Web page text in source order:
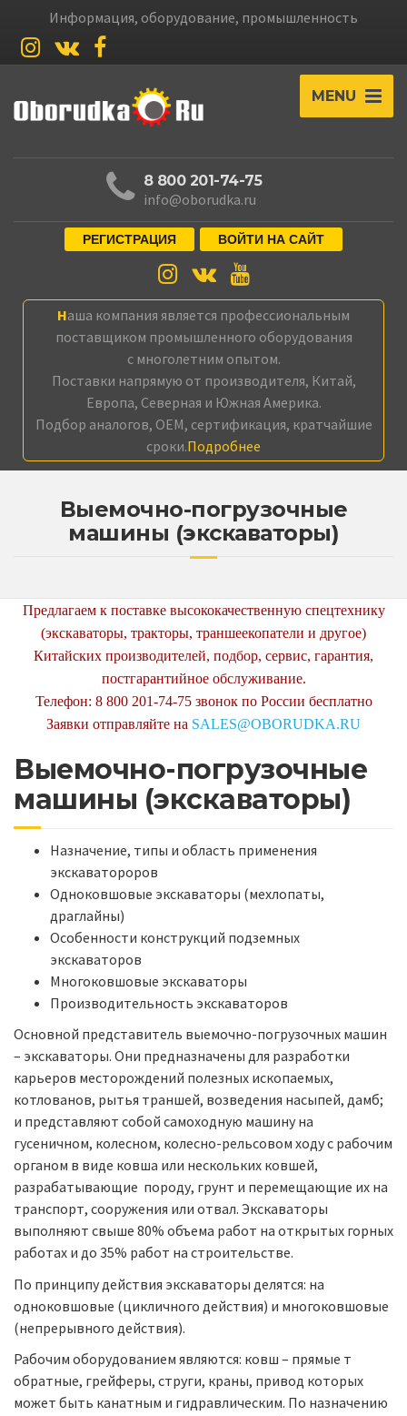
Информация, оборудование, промышленность
MENU
8 800 201-74-75
info@oborudka.ru
РЕГИСТРАЦИЯ ВОЙТИ НА САЙТ
Наша компания является профессиональным
поставщиком промышленного оборудования
с многолетним опытом.
Поставки напрямую от производителя, Китай,
Европа, Северная и Южная Америка.
Подбор аналогов, OEM, сертификация, кратчайшие
сроки.Подробнее
Выемочно-погрузочные
машины (экскаваторы)
Предлагаем к поставке высококачественную спецтехнику
(экскаваторы, тракторы, траншеекопатели и другое)
Китайских производителей, подбор, сервис, гарантия,
постгарантийное обслуживание.
Телефон: 8 800 201-74-75 звонок по России бесплатно
Заявки отправляйте на SALES@OBORUDKA.RU
Выемочно-погрузочные
машины (экскаваторы)
Назначение, типы и область применения
экскаватороров
Одноковшовые экскаваторы (мехлопаты,
драглайны)
Особенности конструкций подземных
экскаваторов
Многоковшовые экскаваторы
Производительность экскаваторов
Основной представитель выемочно-погрузочных машин
– экскаваторы. Они предназначены для разработки
карьеров месторождений полезных ископаемых,
котлованов, рытья траншей, возведения насыпей, дамб;
и представляют собой самоходную машину на
гусеничном, колесном, колесно-рельсовом ходу с рабочим
органом в виде ковша или нескольких ковшей,
разрабатывающие породу, грунт и перемещающие их на
транспорт, сооружения или отвал. Экскаваторы
выполняют свыше 80% объема работ на открытых горных
работах и до 35% работ на строительстве.
По принципу действия экскаваторы делятся: на
одноковшовые (цикличного действия) и многоковшовые
(непрерывного действия).
Рабочим оборудованием являются: ковш – прямые т
обратные, грейферы, струги, краны, привод которых
может быть канатным и гидравлическим. По назначению